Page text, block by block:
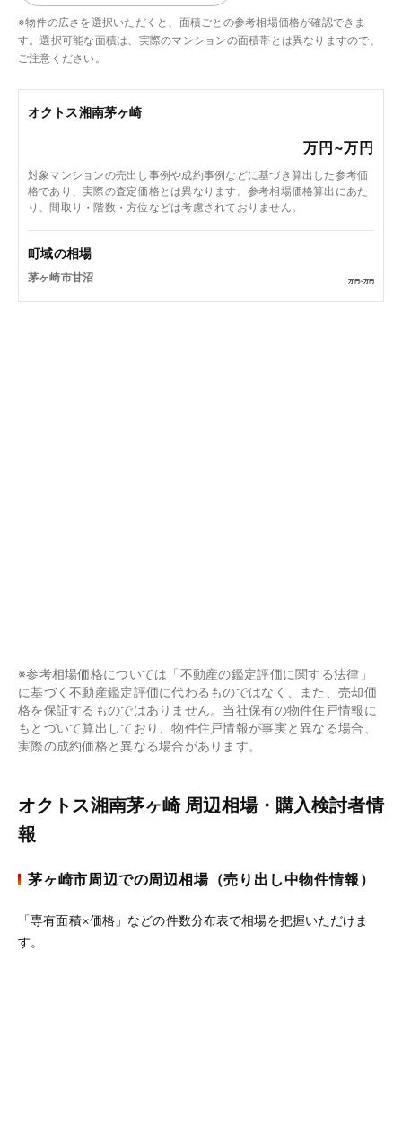
オクトス湘南茅ヶ崎
万円~万円
対象マンションの売出し事例や成約事例などに基づき算出した参考価
格であり、実際の査定価格とは異なります。参考相場価格算出にあた
り、間取り・階数・方位などは考慮されておりません。
町域の相場
茅ヶ崎市甘沼 万円~万円
※物件の広さを選択いただくと、面積ごとの参考相場価格が確認できま
す。選択可能な面積は、実際のマンションの面積帯とは異なりますので、
ご注意ください。
※参考相場価格については「不動産の鑑定評価に関する法律」
に基づく不動産鑑定評価に代わるものではなく、また、売却価
格を保証するものではありません。当社保有の物件住戸情報に
もとづいて算出しており、物件住戸情報が事実と異なる場合、
実際の成約価格と異なる場合があります。
オクトス湘南茅ヶ崎 周辺相場・購入検討者情
報
茅ヶ崎市周辺での周辺相場（売り出し中物件情報）
「専有面積×価格」などの件数分布表で相場を把握いただけま
す。